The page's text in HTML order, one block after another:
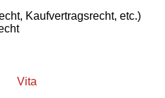
Kaufvertragsrecht, etc.)
Vita